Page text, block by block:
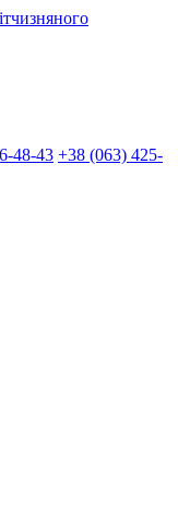
48-43 +38 (063) 425-